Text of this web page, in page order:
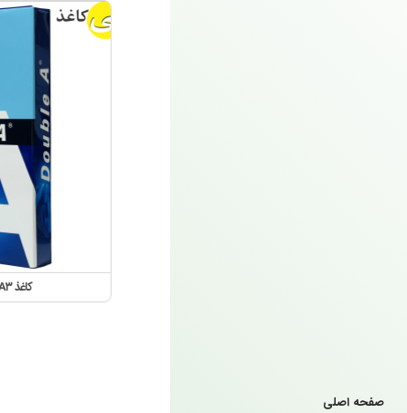
صفحه اصلی
کاغذ A۳ دبل آ – Double A